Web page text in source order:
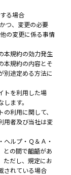
る場合
つ、変更の必要
の変更に係る事情
本規約の効力発生
本規約の内容とそ
別途定める方法に
トを利用した場
ます。
利用に関して、
用者及び当社は変
ヘルプ・Ｑ＆Ａ・
との間で齟齬があ
ただし、規定にお
されている場合